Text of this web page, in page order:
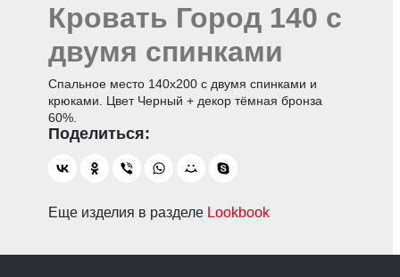
Кровать Город 140 с
двумя спинками
Спальное место 140х200 с двумя спинками и
крюками. Цвет Черный + декор тёмная бронза
60%.
Еще изделия в разделе Lookbook